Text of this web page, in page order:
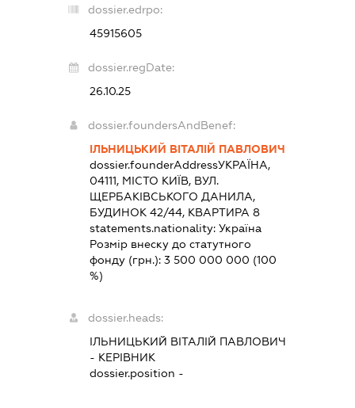
dossier.edrpo:
45915605
dossier.regDate:
26.10.25
dossier.foundersAndBenef:
ІЛЬНИЦЬКИЙ ВІТАЛІЙ ПАВЛОВИЧ
dossier.founderAddressУКРАЇНА,
04111, МІСТО КИЇВ, ВУЛ.
ЩЕРБАКІВСЬКОГО ДАНИЛА,
БУДИНОК 42/44, КВАРТИРА 8
statements.nationality:Україна
Розмір внеску до статутного
фонду (грн.):3 500 000 000 (100
%)
dossier.heads:
ІЛЬНИЦЬКИЙ ВІТАЛІЙ ПАВЛОВИЧ
- КЕРІВНИК
dossier.position -